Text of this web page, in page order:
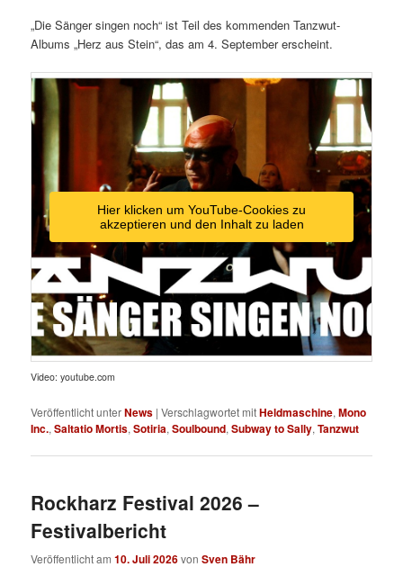
„Die Sänger singen noch“ ist Teil des kommenden Tanzwut-
Albums „Herz aus Stein“, das am 4. September erscheint.
Hier klicken um YouTube-Cookies zu
akzeptieren und den Inhalt zu laden
Video: youtube.com
Veröffentlicht unterNews |Verschlagwortet mitHeldmaschine,Mono
Inc.,Saltatio Mortis,Sotiria,Soulbound,Subway to Sally,Tanzwut
Rockharz Festival 2026 –
Festivalbericht
Veröffentlicht am10. Juli 2026vonSven Bähr